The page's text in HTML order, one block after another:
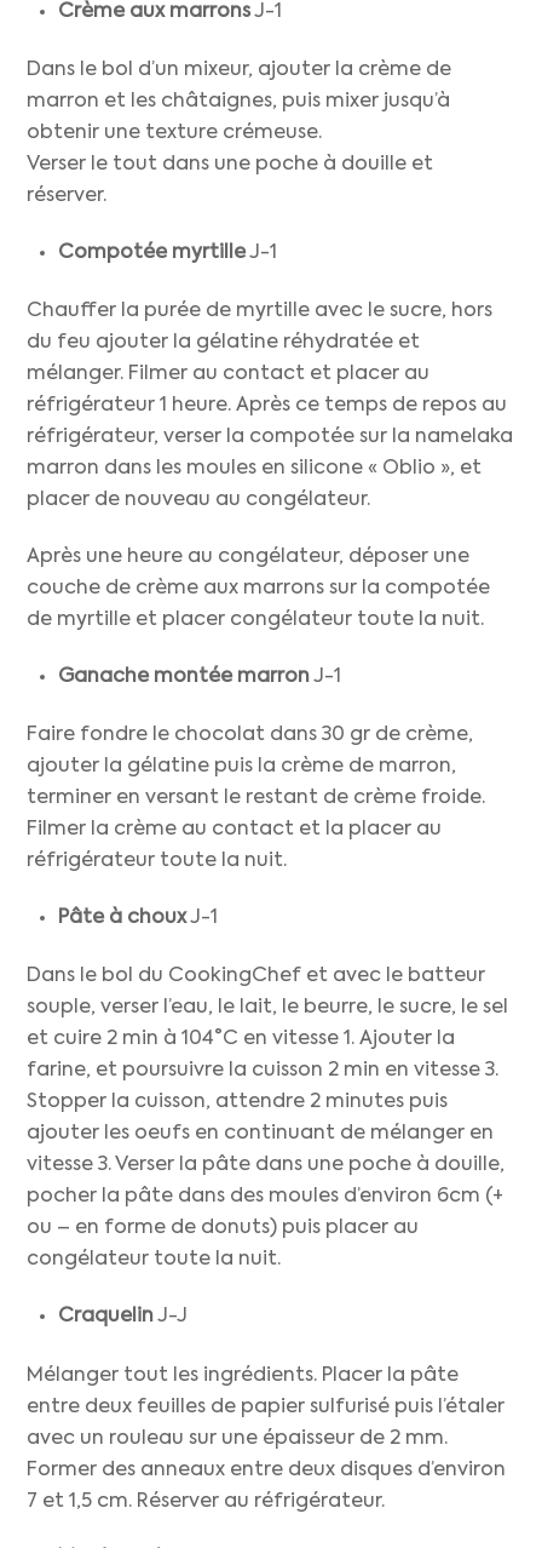
Crème aux marronsJ-1
Dans le bol d’un mixeur, ajouter la crème de
marron et les châtaignes, puis mixer jusqu’à
obtenir une texture crémeuse.
Verser le tout dans une poche à douille et
réserver.
Compotée myrtilleJ-1
Chauffer la purée de myrtille avec le sucre, hors
du feu ajouter la gélatine réhydratée et
mélanger. Filmer au contact et placer au
réfrigérateur 1 heure. Après ce temps de repos au
réfrigérateur, verser la compotée sur la namelaka
marron dans les moules en silicone « Oblio », et
placer de nouveau au congélateur.
Après une heure au congélateur, déposer une
couche de crème aux marrons sur la compotée
de myrtille et placer congélateur toute la nuit.
Ganache montée marronJ-1
Faire fondre le chocolat dans 30 gr de crème,
ajouter la gélatine puis la crème de marron,
terminer en versant le restant de crème froide.
Filmer la crème au contact et la placer au
réfrigérateur toute la nuit.
Pâte à chouxJ-1
Dans le bol du CookingChef et avec le batteur
souple, verser l’eau, le lait, le beurre, le sucre, le sel
et cuire 2 min à 104°C en vitesse 1. Ajouter la
farine, et poursuivre la cuisson 2 min en vitesse 3.
Stopper la cuisson, attendre 2 minutes puis
ajouter les oeufs en continuant de mélanger en
vitesse 3. Verser la pâte dans une poche à douille,
pocher la pâte dans des moules d’environ 6cm (+
ou – en forme de donuts) puis placer au
congélateur toute la nuit.
CraquelinJ-J
Mélanger tout les ingrédients. Placer la pâte
entre deux feuilles de papier sulfurisé puis l’étaler
avec un rouleau sur une épaisseur de 2 mm.
Former des anneaux entre deux disques d’environ
7 et 1,5 cm. Réserver au réfrigérateur.